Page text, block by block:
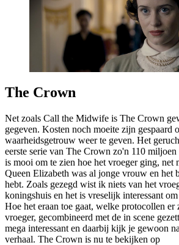
The Crown
Net zoals Call the Midwife is The Crown
gegeven. Kosten noch moeite zijn gespaard
waarheidsgetrouw weer te geven. Het
eerste serie van The Crown zo'n 110
is mooi om te zien hoe het vroeger ging, net
Queen Elizabeth was al jonge vrouw en het
hebt. Zoals gezegd wist ik niets van het
koningshuis en het is vreselijk interessant
Hoe het eraan toe gaat, welke protocollen er
vroeger, gecombineerd met de in scene
mega interessant en daarbij kijk je gewoon
verhaal. The Crown is nu te bekijken op